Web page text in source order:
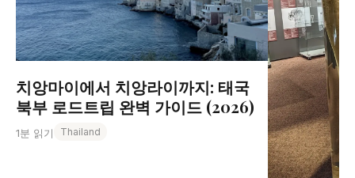
치앙마이에서 치앙라이까지: 태국
북부 로드트립 완벽 가이드 (2026)
1분 읽기 Thailand